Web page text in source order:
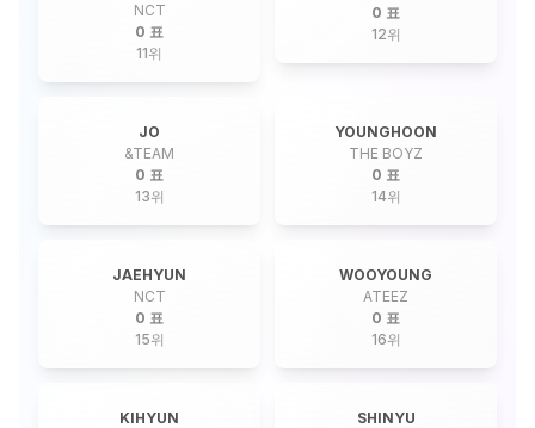
NCT
0 표
11위
0 표
12위
JO
&TEAM
0 표
13위
YOUNGHOON
THE BOYZ
0 표
14위
JAEHYUN
NCT
0 표
15위
WOOYOUNG
ATEEZ
0 표
16위
KIHYUN
SHINYU